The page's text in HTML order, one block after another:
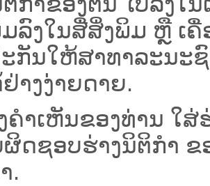
ລົງໃນສື່ສິ່ງພິມ ຫຼື ເຄື່
ກັນໃຫ້ສາທາລະນະ
າງງ່າຍດາຍ.
າເຫັນຂອງທ່ານ ໃສ່
ດຊອບຮ່າງນິຕິກຳ ຂ
.